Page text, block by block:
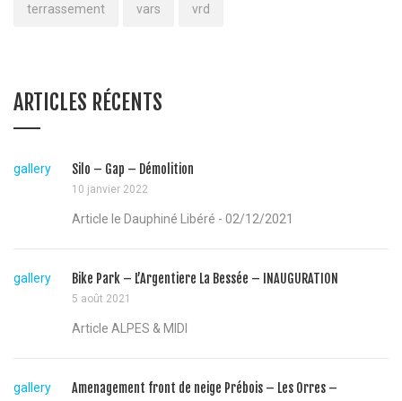
terrassement vars vrd
ARTICLES RÉCENTS
gallery Silo – Gap – Démolition
10 janvier 2022
Article le Dauphiné Libéré - 02/12/2021
gallery Bike Park – L’Argentiere La Bessée – INAUGURATION
5 août 2021
Article ALPES & MIDI
gallery
Amenagement front de neige Prébois – Les Orres –